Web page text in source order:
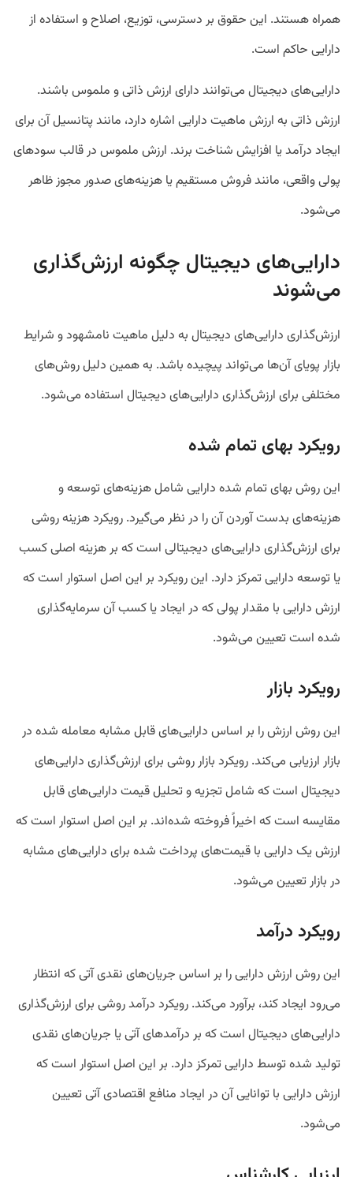
همراه هستند. این حقوق بر دسترسی، توزیع، اصلاح و استفاده از
دارایی حاکم است.
دارایی‌های دیجیتال می‌توانند دارای ارزش ذاتی و ملموس باشند.
ارزش ذاتی به ارزش ماهیت دارایی اشاره دارد، مانند پتانسیل آن برای
ایجاد درآمد یا افزایش شناخت برند. ارزش ملموس در قالب سود‌های
پولی واقعی، مانند فروش مستقیم یا هزینه‌های صدور مجوز ظاهر
می‌شود.
دارایی‌های دیجیتال چگونه ارزش‌گذاری
می‌شوند
ارزش‌گذاری دارایی‌های دیجیتال به دلیل ماهیت نامشهود و شرایط
بازار پویای آن‌ها می‌تواند پیچیده باشد. به همین دلیل روش‌های
مختلفی برای ارزش‌گذاری دارایی‌های دیجیتال استفاده می‌شود.
رویکرد بهای تمام شده
این روش بهای تمام شده دارایی شامل هزینه‌های توسعه و
هزینه‌های بدست آوردن آن را در نظر می‌گیرد. رویکرد هزینه روشی
برای ارزش‌گذاری دارایی‌های دیجیتالی است که بر هزینه اصلی کسب
یا توسعه دارایی تمرکز دارد. این رویکرد بر این اصل استوار است که
ارزش دارایی با مقدار پولی که در ایجاد یا کسب آن سرمایه‌گذاری
شده است تعیین می‌شود.
رویکرد بازار
این روش ارزش را بر اساس دارایی‌های قابل مشابه معامله شده در
بازار ارزیابی می‌کند. رویکرد بازار روشی برای ارزش‌گذاری دارایی‌های
دیجیتال است که شامل تجزیه و تحلیل قیمت دارایی‌های قابل
مقایسه است که اخیراً فروخته شده‌اند. بر این اصل استوار است که
ارزش یک دارایی با قیمت‌های پرداخت شده برای دارایی‌های مشابه
در بازار تعیین می‌شود.
رویکرد درآمد
این روش ارزش دارایی را بر اساس جریان‌های نقدی آتی که انتظار
می‌رود ایجاد کند، برآورد می‌کند. رویکرد درآمد روشی برای ارزش‌گذاری
دارایی‌های دیجیتال است که بر درآمد‌های آتی یا جریان‌های نقدی
تولید شده توسط دارایی تمرکز دارد. بر این اصل استوار است که
ارزش دارایی با توانایی آن در ایجاد منافع اقتصادی آتی تعیین
می‌شود.